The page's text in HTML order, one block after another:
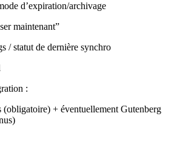
d’expiration/archivage
maintenant”
/ statut de dernière synchro
:
(obligatoire) + éventuellement Gutenberg